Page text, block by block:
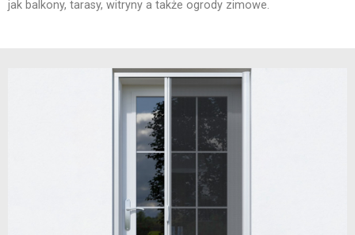
jak balkony, tarasy, witryny a także ogrody zimowe.